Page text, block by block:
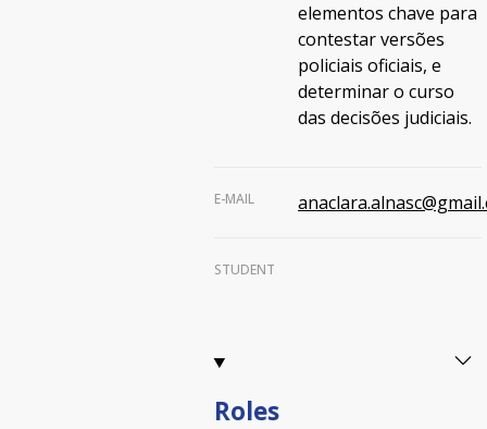
elementos chave para
contestar versões
policiais oficiais, e
determinar o curso
das decisões judiciais.
E-MAIL
STUDENT
Roles